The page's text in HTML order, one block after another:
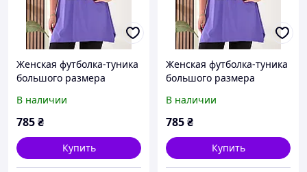
Женская футболка-туника
большого размера
В наличии
785₴
Купить
Женская футболка-туника
большого размера
В наличии
785₴
Купить